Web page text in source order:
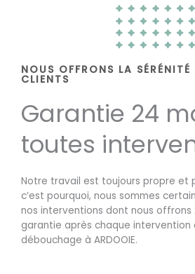
NOUS OFFRONS LA SÉRÉNITÉ
CLIENTS
Garantie 24
toutes
Notre travail est toujours propre et
c’est pourquoi, nous sommes
nos interventions dont nous offrons
garantie après chaque intervention
débouchage à ARDOOIE.